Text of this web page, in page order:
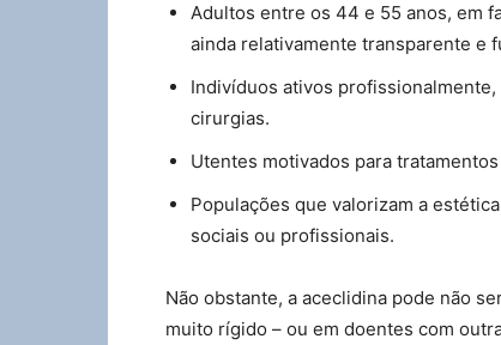
Adultos entre os 44 e 55 anos, em
ainda relativamente transparente e
Indivíduos ativos
cirurgias.
Utentes motivados para
Populações que valorizam a
sociais ou profissionais.
Não obstante, a aceclidina pode não
muito rígido – ou em doentes com